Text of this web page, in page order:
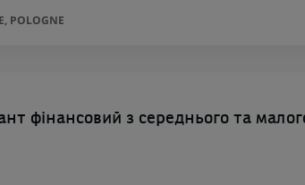
POLOGNE
фінансовий з середнього та